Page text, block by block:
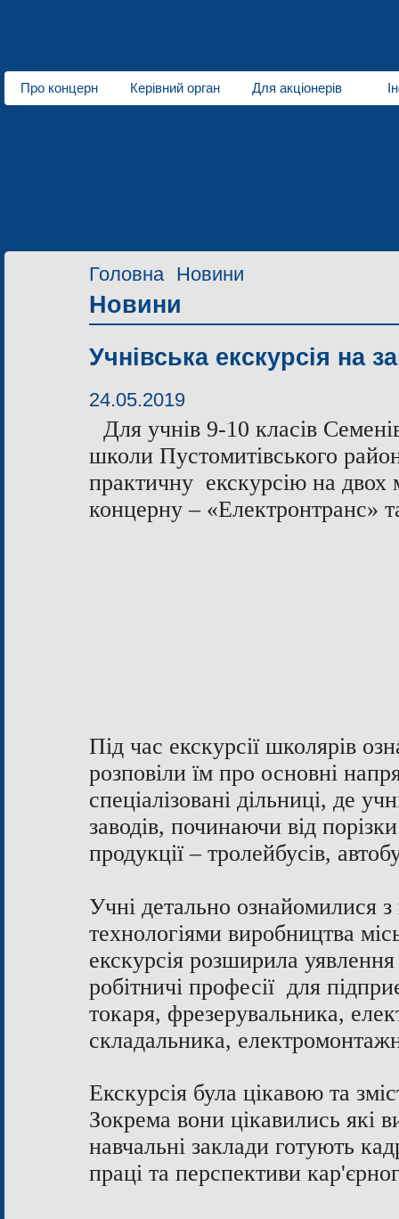
Про концерн Керівний орган Для акціонерів
Головна Новини
Новини
Учнівська екскурсія на
24.05.2019
Для учнів 9-10 класів
школи Пустомитівського
практичну екскурсію на двох
концерну – «Електронтранс»
Під час екскурсії школярів
розповіли їм про основні
спеціалізовані дільниці, де
заводів, починаючи від
продукції – тролейбусів,
Учні детально ознайомилися
технологіями виробництва
екскурсія розширила
робітничі професії для
токаря, фрезерувальника,
складальника,
Екскурсія була цікавою та
Зокрема вони цікавились які
навчальні заклади готують
праці та перспективи